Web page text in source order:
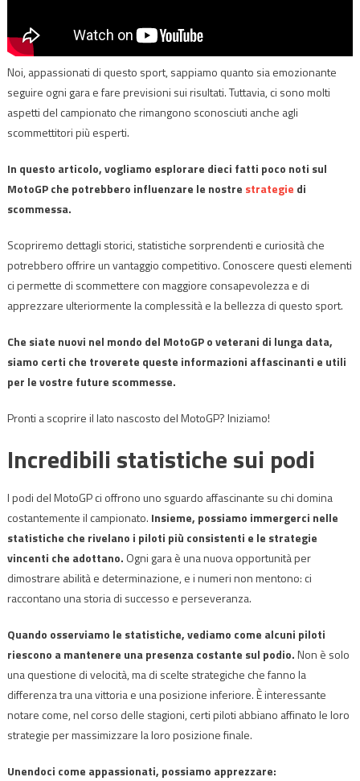
Noi, appassionati di questo sport, sappiamo quanto sia emozionante
seguire ogni gara e fare previsioni sui risultati. Tuttavia, ci sono molti
aspetti del campionato che rimangono sconosciuti anche agli
scommettitori più esperti.
In questo articolo, vogliamo esplorare dieci fatti poco noti sul
MotoGP che potrebbero influenzare le nostre strategie di
scommessa.
Scopriremo dettagli storici, statistiche sorprendenti e curiosità che
potrebbero offrire un vantaggio competitivo. Conoscere questi elementi
ci permette di scommettere con maggiore consapevolezza e di
apprezzare ulteriormente la complessità e la bellezza di questo sport.
Che siate nuovi nel mondo del MotoGP o veterani di lunga data,
siamo certi che troverete queste informazioni affascinanti e utili
per le vostre future scommesse.
Pronti a scoprire il lato nascosto del MotoGP? Iniziamo!
Incredibili statistiche sui podi
I podi del MotoGP ci offrono uno sguardo affascinante su chi domina
costantemente il campionato. Insieme, possiamo immergerci nelle
statistiche che rivelano i piloti più consistenti e le strategie
vincenti che adottano. Ogni gara è una nuova opportunità per
dimostrare abilità e determinazione, e i numeri non mentono: ci
raccontano una storia di successo e perseveranza.
Quando osserviamo le statistiche, vediamo come alcuni piloti
riescono a mantenere una presenza costante sul podio.Non è solo
una questione di velocità, ma di scelte strategiche che fanno la
differenza tra una vittoria e una posizione inferiore. È interessante
notare come, nel corso delle stagioni, certi piloti abbiano affinato le loro
strategie per massimizzare la loro posizione finale.
Unendoci come appassionati, possiamo apprezzare: